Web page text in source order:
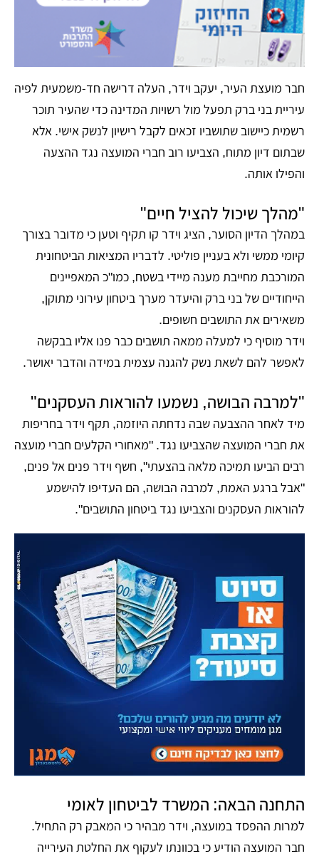
חבר מועצת העיר, יעקב וידר, העלה דרישה חד-משמעית לפיה
עיריית בני ברק תפעל מול רשויות המדינה כדי שהעיר תוכר
רשמית כיישוב שתושביו זכאים לקבל רישיון לנשק אישי. אלא
שבתום דיון מתוח, הצביעו רוב חברי המועצה נגד ההצעה
והפילו אותה.
"מהלך שיכול להציל חיים"
במהלך הדיון הסוער, הציג וידר קו תקיף וטען כי מדובר בצורך
קיומי ממשי ולא בעניין פוליטי. לדבריו המציאות הביטחונית
המורכבת מחייבת מענה מיידי בשטח, כמו"כ המאפיינים
הייחודיים של בני ברק והיעדר מערך ביטחון עירוני מתוקן,
משאירים את התושבים חשופים.
וידר מוסיף כי למעלה ממאה תושבים כבר פנו אליו בבקשה
לאפשר להם לשאת נשק להגנה עצמית במידה והדבר יאושר.
"למרבה הבושה, נשמעו להוראות העסקנים"
מיד לאחר ההצבעה שבה נדחתה היוזמה, תקף וידר בחריפות
את חברי המועצה שהצביעו נגד. "מאחורי הקלעים חברי מועצה
רבים הביעו תמיכה מלאה בהצעתי", חשף וידר פנים אל פנים,
"אבל ברגע האמת, למרבה הבושה, הם העדיפו להישמע
להוראות העסקנים והצביעו נגד ביטחון התושבים".
התחנה הבאה: המשרד לביטחון לאומי
למרות ההפסד במועצה, וידר מבהיר כי המאבק רק התחיל.
חבר המועצה הודיע כי בכוונתו לעקוף את החלטת העירייה